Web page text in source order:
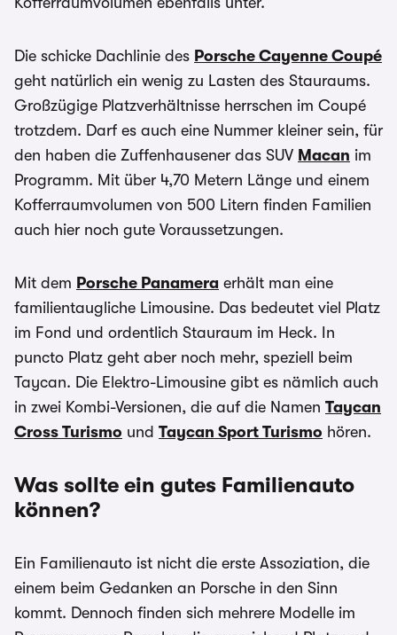
Die schicke Dachlinie des Porsche Cayenne Coupé
geht natürlich ein wenig zu Lasten des Stauraums.
Großzügige Platzverhältnisse herrschen im Coupé
trotzdem. Darf es auch eine Nummer kleiner sein, für
den haben die Zuffenhausener das SUV Macan im
Programm. Mit über 4,70 Metern Länge und einem
Kofferraumvolumen von 500 Litern finden Familien
auch hier noch gute Voraussetzungen.
Mit dem Porsche Panamera erhält man eine
familientaugliche Limousine. Das bedeutet viel Platz
im Fond und ordentlich Stauraum im Heck. In
puncto Platz geht aber noch mehr, speziell beim
Taycan. Die Elektro-Limousine gibt es nämlich auch
in zwei Kombi-Versionen, die auf die Namen Taycan
Cross Turismo und Taycan Sport Turismo hören.
Was sollte ein gutes Familienauto
können?
Ein Familienauto ist nicht die erste Assoziation, die
einem beim Gedanken an Porsche in den Sinn
kommt. Dennoch finden sich mehrere Modelle im